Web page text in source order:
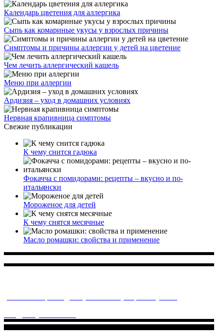
Календарь цветения для аллергика
Сыпь как комариные укусы у взрослых причины
Симптомы и причины аллергии у детей на цветение
Чем лечить аллергический кашель
Меню при аллергии
Ардизия – уход в домашних условиях
Нервная крапивница симптомы
Свежие публикации
К чему снится гадюка
Фокачча с помидорами: рецепты – вкусно и по-
итальянски
Мороженое для детей
К чему снятся месячные
Масло ромашки: свойства и применение